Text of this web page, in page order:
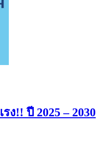
!! ปี 2025 – 2030